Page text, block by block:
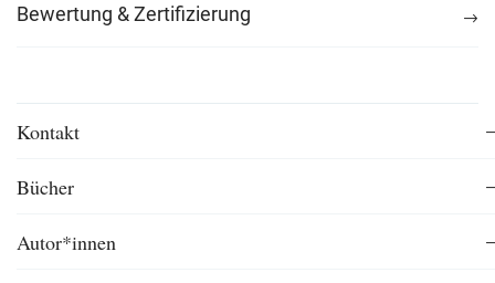
Bewertung & Zertifizierung
Kontakt
Bücher
Autor*innen